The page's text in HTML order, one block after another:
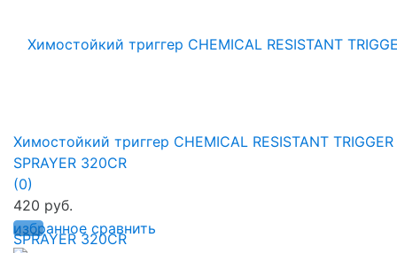
избранное сравнить
Химостойкий триггер CHEMICAL RESISTANT TRIGGER
SPRAYER 320CR
(0)
420 руб.